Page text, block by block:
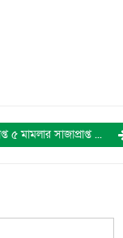
লালমাইতে প্রায় কোটি টাকা অর্থদণ্ডপ্রাপ্ত ৫ মামলার সাজাপ্রাপ্ত আসামি সুজন গ্রেফতার।